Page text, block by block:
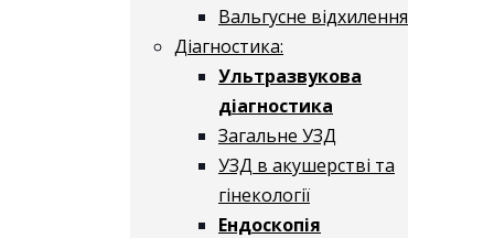
Вальгусне відхилення
Діагностика:
Ультразвукова
діагностика
Загальне УЗД
УЗД в акушерстві та
гінекології
Ендоскопія